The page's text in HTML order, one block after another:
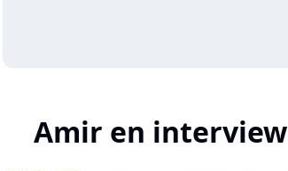
Amir en interview